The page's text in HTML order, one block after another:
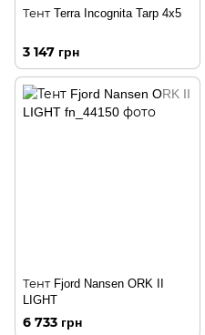
Тент Terra Incognita Tarp 4x5
3 147 грн
Тент Fjord Nansen ORK II
LIGHT
6 733 грн